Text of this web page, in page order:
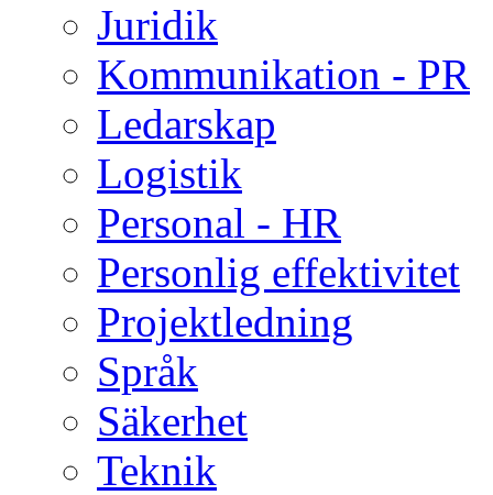
Juridik
Kommunikation - PR
Ledarskap
Logistik
Personal - HR
Personlig effektivitet
Projektledning
Språk
Säkerhet
Teknik